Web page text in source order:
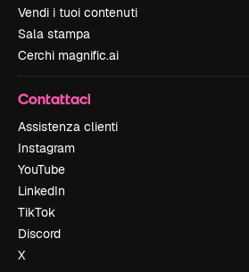
Vendi i tuoi contenuti
Sala stampa
Cerchi magnific.ai
Contattaci
Assistenza clienti
Instagram
YouTube
LinkedIn
TikTok
Discord
X